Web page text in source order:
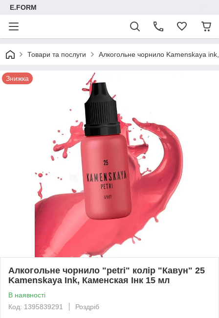
E.FORM
Товари та послуги Алкогольне чорнило Kamenskaya
Знижка
Алкогольне чорнило "petri" колір "Кавун" 25
Kamenskaya Ink, Каменская Інк 15 мл
В наявності
Код: 1395839291
Роздріб